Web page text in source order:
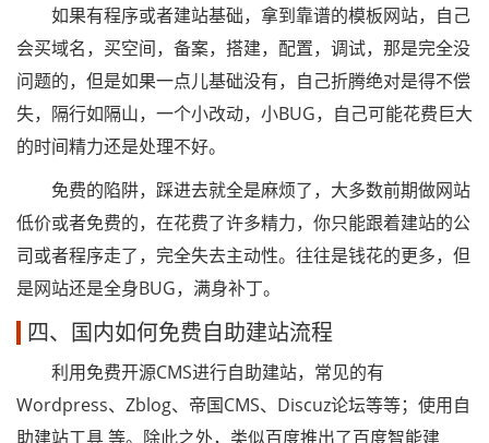
如果有程序或者建站基础，拿到靠谱的模板网站，自己
会买域名，买空间，备案，搭建，配置，调试，那是完全没
问题的，但是如果一点儿基础没有，自己折腾绝对是得不偿
失，隔行如隔山，一个小改动，小BUG，自己可能花费巨大
的时间精力还是处理不好。
免费的陷阱，踩进去就全是麻烦了，大多数前期做网站
低价或者免费的，在花费了许多精力，你只能跟着建站的公
司或者程序走了，完全失去主动性。往往是钱花的更多，但
是网站还是全身BUG，满身补丁。
四、国内如何免费自助建站流程
利用免费开源CMS进行自助建站，常见的有
Wordpress、Zblog、帝国CMS、Discuz论坛等等；使用自
助建站工具 等。除此之外，类似百度推出了百度智能建